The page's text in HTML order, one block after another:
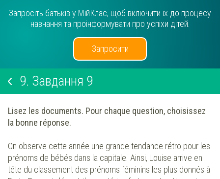
Запросіть батьків у МійКлас, щоб включити їх до процесу
навчання та проінформувати про успіхи дітей.
Запросити
9. Завдання 9
Lisez les documents. Pour chaque question, choisissez
la bonne réponse.
On observe cette année une grande tendance rétro pour les
prénoms de bébés dans la capitale. Ainsi, Louise arrive en
tête du classement des prénoms féminins les plus donnés à